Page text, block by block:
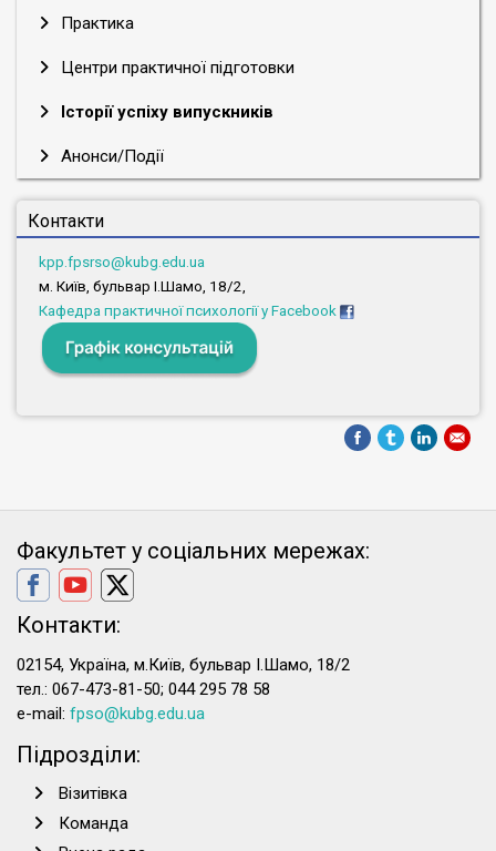
Практика
Центри практичної підготовки
Історії успіху випускників
Анонси/Події
Контакти
kpp.fpsrso@kubg.edu.ua
м. Київ, бульвар І.Шамо, 18/2,
Кафедра практичної психології у Facebook
Факультет у соціальних мережах:
Контакти:
02154, Україна, м.Київ, бульвар І.Шамо, 18/2
тел.: 067-473-81-50; 044 295 78 58
e-mail: fpso@kubg.edu.ua
Підрозділи:
Візитівка
Команда